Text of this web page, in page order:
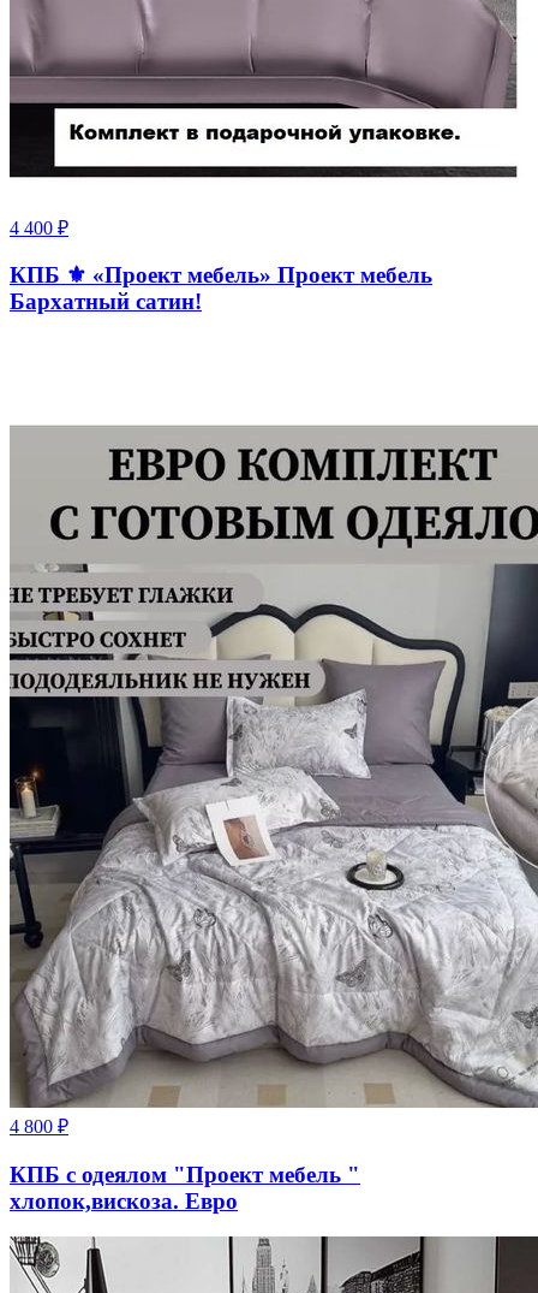
4 400 ₽
КПБ ⚜ «Проект мебель» Проект мебель
Бархатный сатин!
4 800 ₽
КПБ с одеялом "Проект мебель "
хлопок,вискоза. Евро